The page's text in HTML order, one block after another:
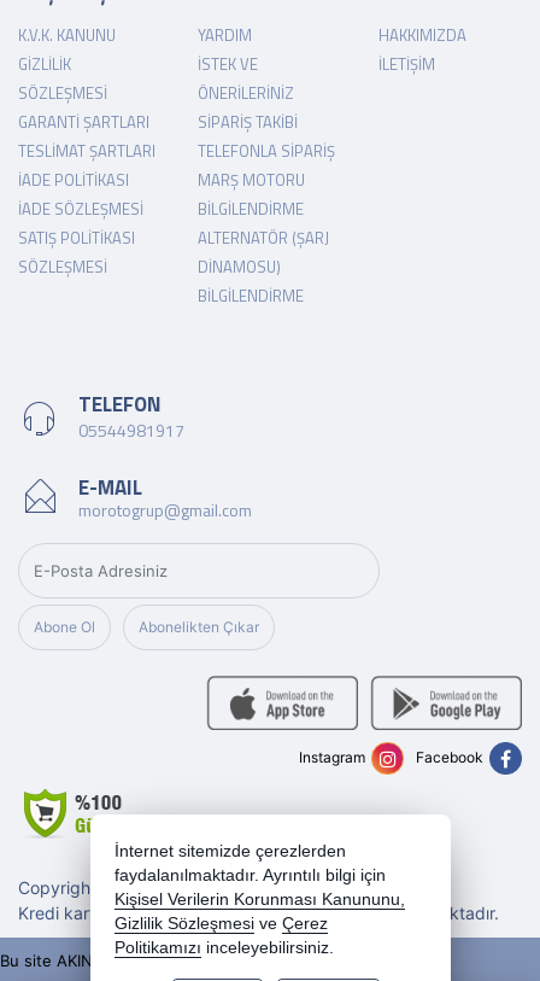
K.V.K. KANUNU
GIZLILIK
SÖZLEŞMESI
GARANTI ŞARTLARI
TESLIMAT ŞARTLARI
İADE POLITIKASI
İADE SÖZLEŞMESI
SATIŞ POLITIKASI
SÖZLEŞMESI
YARDIM
İSTEK VE
ÖNERILERINIZ
SIPARIŞ TAKIBI
TELEFONLA SIPARIŞ
MARŞ MOTORU
BILGILENDIRME
ALTERNATÖR (ŞARJ
DINAMOSU)
BILGILENDIRME
HAKKIMIZDA
İLETIŞIM
TELEFON
05544981917
E-MAIL
morotogrup@gmail.com
Abone Ol Abonelikten Çıkar
Copyright 2026 morotogrup.com - Tüm hakları saklıdır.
Kredi kartı bilgileriniz 256bit SSL sertifikası ile korunmaktadır.
Facebook
Instagram
Bu site AKINSOFT E-Ticaret ile hazırlanmıştır.
İnternet sitemizde çerezlerden
faydalanılmaktadır. Ayrıntılı bilgi için
Kişisel Verilerin Korunması Kanununu,
Gizlilik Sözleşmesi ve Çerez
Politikamızı inceleyebilirsiniz.